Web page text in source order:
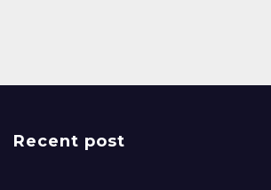
Recent post